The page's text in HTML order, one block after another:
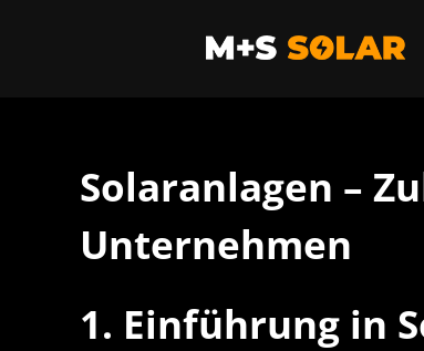
Solaranlagen –
Unternehmen
1. Einführung in